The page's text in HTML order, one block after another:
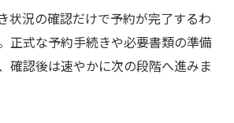
状況の確認だけで予約が完了するわ
正式な予約手続きや必要書類の準備
確認後は速やかに次の段階へ進みま